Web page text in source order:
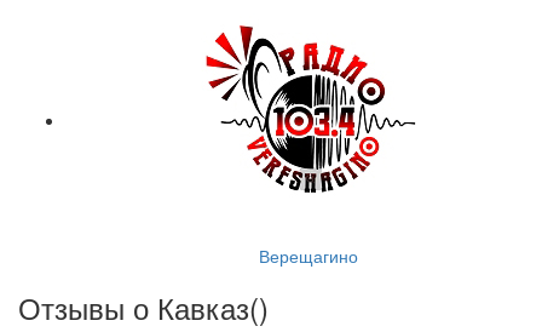
Верещагино
Отзывы о Кавказ()